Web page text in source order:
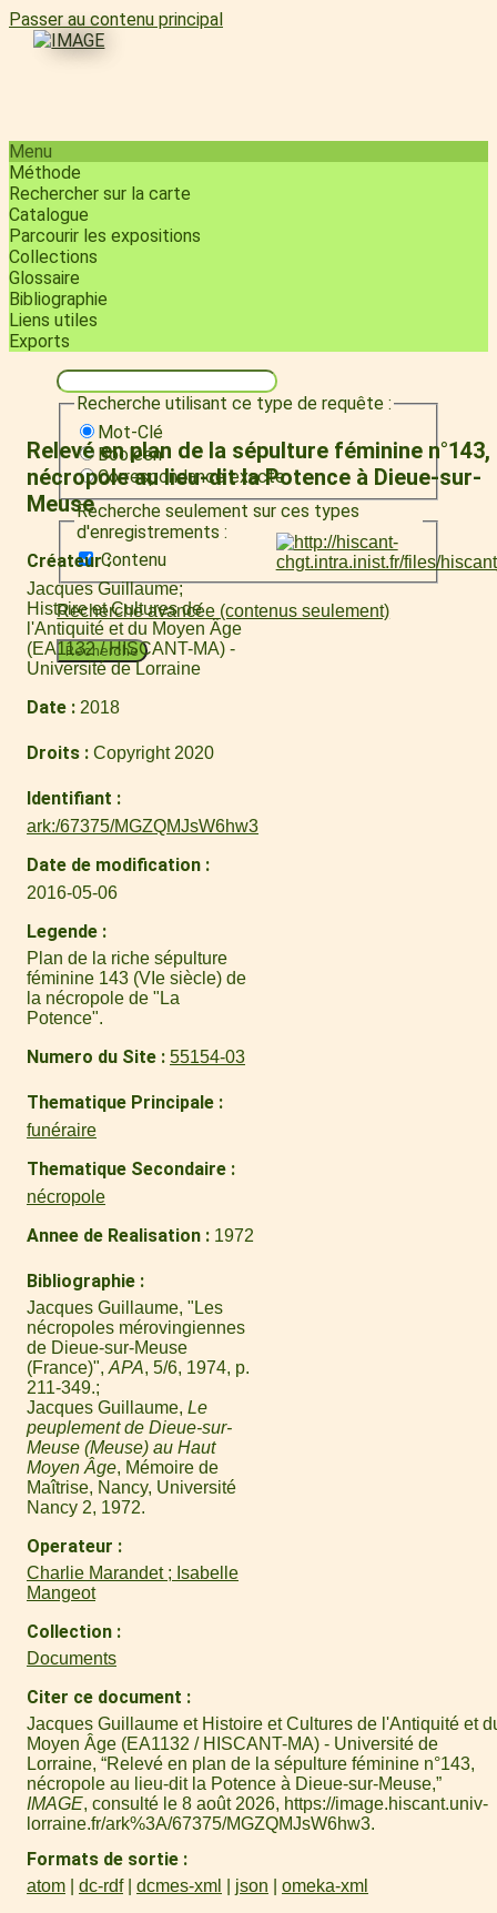
Passer au contenu principal
Menu
Méthode
Rechercher sur la carte
Catalogue
Parcourir les expositions
Collections
Glossaire
Bibliographie
Liens utiles
Exports
Recherche utilisant ce type de requête :
Mot-Clé
Booléen
Correspondance exacte
Recherche seulement sur ces types
d'enregistrements :
Contenu
Recherche avancée (contenus seulement)
Recherche
Relevé en plan de la sépulture féminine n°143,
nécropole au lieu-dit la Potence à Dieue-sur-
Meuse
Créateur
Jacques Guillaume
Histoire et Cultures de
l'Antiquité et du Moyen Âge
(EA1132 / HISCANT-MA) -
Université de Lorraine
Date 2018
Droits Copyright 2020
Identifiant
ark:/67375/MGZQMJsW6hw3
Date de modification
2016-05-06
Legende
Plan de la riche sépulture
féminine 143 (VIe siècle) de
la nécropole de "La
Potence".
Numero du Site 55154-03
Thematique Principale
funéraire
Thematique Secondaire
nécropole
Annee de Realisation 1972
Bibliographie
Jacques Guillaume, "Les
nécropoles mérovingiennes
de Dieue-sur-Meuse
(France)", APA, 5/6, 1974, p.
211-349.
Jacques Guillaume, Le
peuplement de Dieue-sur-
Meuse (Meuse) au Haut
Moyen Âge, Mémoire de
Maîtrise, Nancy, Université
Nancy 2, 1972.
Operateur
Charlie Marandet ; Isabelle
Mangeot
Collection
Documents
Citer ce document
Jacques Guillaume et Histoire et Cultures de l'Antiquité et
Moyen Âge (EA1132 / HISCANT-MA) - Université de
Lorraine, “Relevé en plan de la sépulture féminine n°143,
nécropole au lieu-dit la Potence à Dieue-sur-Meuse,”
IMAGE, consulté le 8 août 2026, https://image.hiscant.univ-
lorraine.fr/ark%3A/67375/MGZQMJsW6hw3.
Formats de sortie
atom dc-rdf dcmes-xml json omeka-xml